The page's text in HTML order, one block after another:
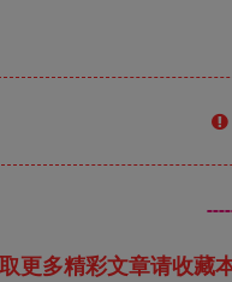
更多精彩文章请收藏本